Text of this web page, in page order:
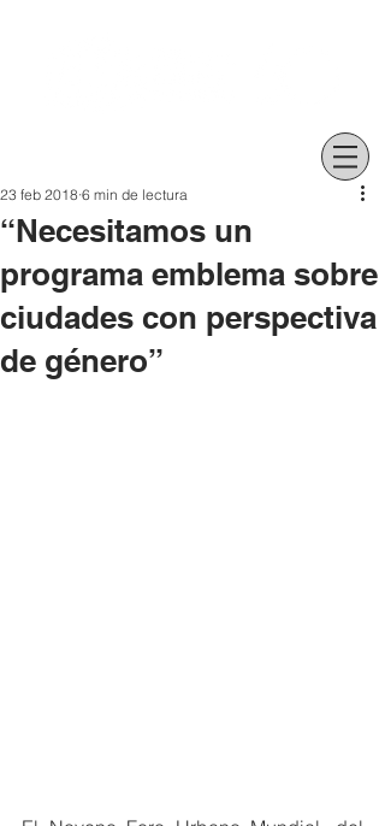
“Necesitamos un
programa emblema sobre
ciudades con perspectiva
de género”
23 feb 2018 6 min de lectura